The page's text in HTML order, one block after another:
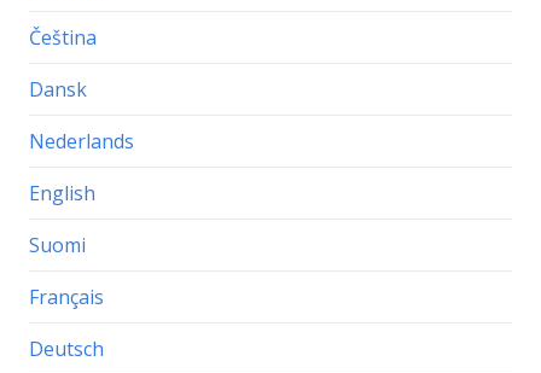
Čeština
Dansk
Nederlands
English
Suomi
Français
Deutsch